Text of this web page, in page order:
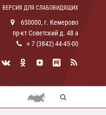
ВЕРСИЯ ДЛЯ СЛАБОВИДЯЩИХ
650000, г. Кемерово
пр-кт Советский д. 48 а
+ 7 (3842) 44-45-00